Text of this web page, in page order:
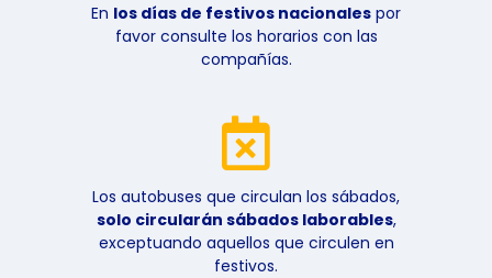
En los días de festivos nacionales por
favor consulte los horarios con las
compañías.
Los autobuses que circulan los sábados,
solo circularán sábados laborables,
exceptuando aquellos que circulen en
festivos.